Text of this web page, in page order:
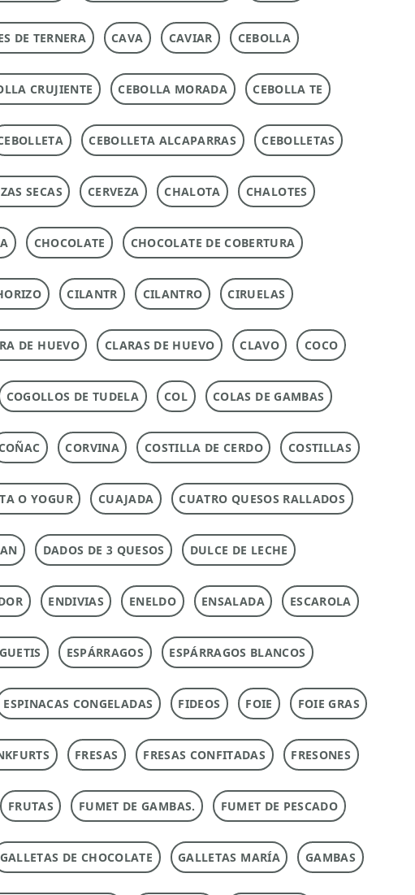
DE TERNERA CAVA CAVIAR CEBOLLA
CRUJIENTE CEBOLLA MORADA CEBOLLA TE
CEBOLLETA ALCAPARRAS CEBOLLETAS
SECAS CERVEZA CHALOTA CHALOTES
CHOCOLATE CHOCOLATE DE COBERTURA
CILANTR CILANTRO CIRUELAS
DE HUEVO CLARAS DE HUEVO CLAVO COCO
COGOLLOS DE TUDELA COL COLAS DE GAMBAS
CORVINA COSTILLA DE CERDO COSTILLAS
O YOGUR CUAJADA CUATRO QUESOS RALLADOS
DADOS DE 3 QUESOS DULCE DE LECHE
ENDIVIAS ENELDO ENSALADA ESCAROLA
ESPÁRRAGOS ESPÁRRAGOS BLANCOS
ESPINACAS CONGELADAS FIDEOS FOIE FOIE GRAS
FRESAS FRESAS CONFITADAS FRESONES
FRUTAS FUMET DE GAMBAS. FUMET DE PESCADO
GALLETAS DE CHOCOLATE GALLETAS MARÍA GAMBAS